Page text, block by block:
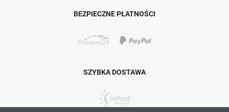
BEZPIECZNE PŁATNOŚCI
SZYBKA DOSTAWA